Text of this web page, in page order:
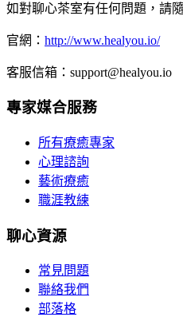
如對聊心茶室有任何問題，請
官網： http://www.healyou.io/
客服信箱： support@healyou.io
專家媒合服務
所有療癒專家
心理諮詢
藝術療癒
職涯教練
聊心資源
常見問題
聯絡我們
部落格